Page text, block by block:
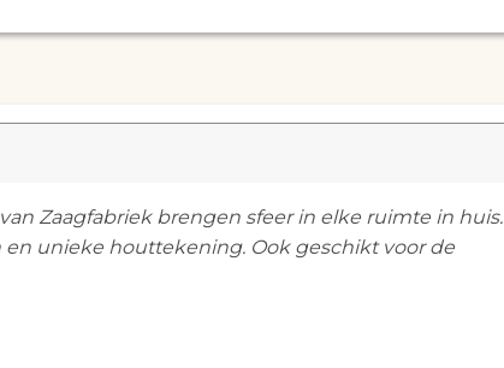
Zaagfabriek brengen sfeer in elke ruimte in huis.
unieke houttekening. Ook geschikt voor de